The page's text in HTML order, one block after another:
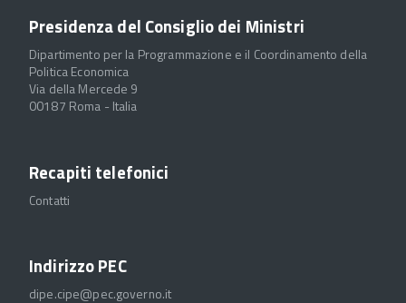
Presidenza del Consiglio dei Ministri
Dipartimento per la Programmazione e il Coordinamento della
Politica Economica
Via della Mercede 9
00187 Roma - Italia
Recapiti telefonici
Contatti
Indirizzo PEC
dipe.cipe@pec.governo.it